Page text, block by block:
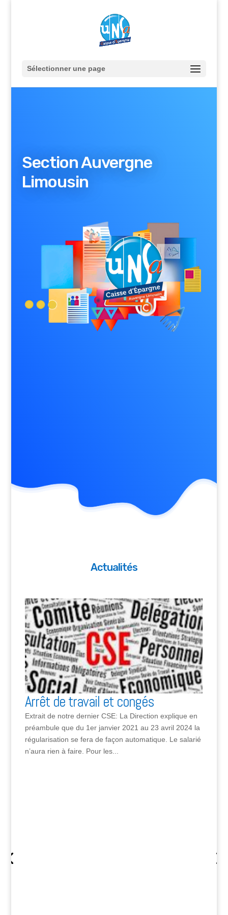
Sélectionner une page
Section Auvergne
Limousin
Actualités
congés
La Direction explique en
2021 au 23 avril 2024 la
automatique. Le salarié
CSE DU 27